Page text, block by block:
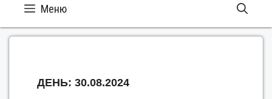
Меню
ДЕНЬ: 30.08.2024